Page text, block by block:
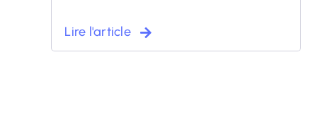
Lire l'article